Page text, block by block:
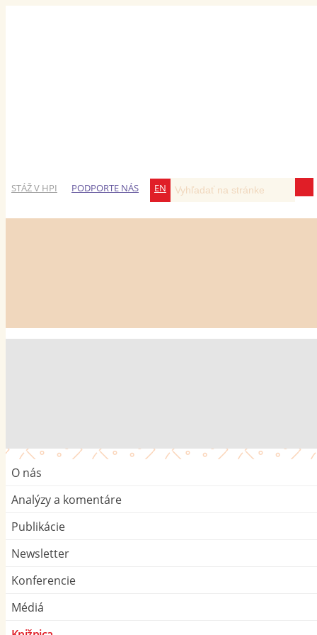
STÁŽ V HPI PODPORTE NÁS EN
O nás
Analýzy a komentáre
Publikácie
Newsletter
Konferencie
Médiá